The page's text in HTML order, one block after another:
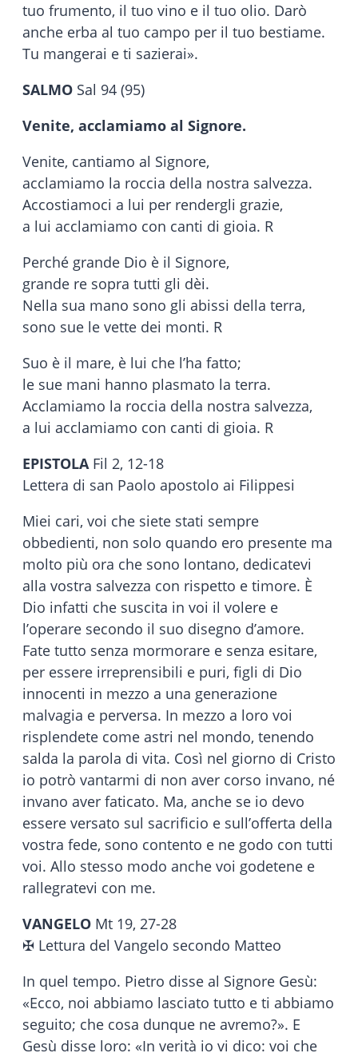
tuo frumento, il tuo vino e il tuo olio. Darò
anche erba al tuo campo per il tuo bestiame.
Tu mangerai e ti sazierai».
SALMO Sal 94 (95)
Venite, acclamiamo al Signore.
Venite, cantiamo al Signore,
acclamiamo la roccia della nostra salvezza.
Accostiamoci a lui per rendergli grazie,
a lui acclamiamo con canti di gioia. R
Perché grande Dio è il Signore,
grande re sopra tutti gli dèi.
Nella sua mano sono gli abissi della terra,
sono sue le vette dei monti. R
Suo è il mare, è lui che l’ha fatto;
le sue mani hanno plasmato la terra.
Acclamiamo la roccia della nostra salvezza,
a lui acclamiamo con canti di gioia. R
EPISTOLAFil 2, 12-18
Lettera di san Paolo apostolo ai Filippesi
Miei cari, voi che siete stati sempre
obbedienti, non solo quando ero presente ma
molto più ora che sono lontano, dedicatevi
alla vostra salvezza con rispetto e timore. È
Dio infatti che suscita in voi il volere e
l’operare secondo il suo disegno d’amore.
Fate tutto senza mormorare e senza esitare,
per essere irreprensibili e puri, figli di Dio
innocenti in mezzo a una generazione
malvagia e perversa. In mezzo a loro voi
risplendete come astri nel mondo, tenendo
salda la parola di vita. Così nel giorno di Cristo
io potrò vantarmi di non aver corso invano, né
invano aver faticato. Ma, anche se io devo
essere versato sul sacrificio e sull’offerta della
vostra fede, sono contento e ne godo con tutti
voi. Allo stesso modo anche voi godetene e
rallegratevi con me.
VANGELO Mt 19, 27-28
✠ Lettura del Vangelo secondo Matteo
In quel tempo. Pietro disse al Signore Gesù:
«Ecco, noi abbiamo lasciato tutto e ti abbiamo
seguito; che cosa dunque ne avremo?». E
Gesù disse loro: «In verità io vi dico: voi che